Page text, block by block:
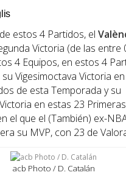
estos 4 Partidos, el
Victoria (de las entre
4 Equipos, en estos 4
su Vigesimoctava Victoria
de esta Temporada y su
en estas 23
el que el (También) ex-
era su MVP, con 23 de
acb Photo / D. Catalán